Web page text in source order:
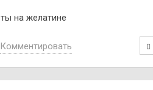
Комментировать